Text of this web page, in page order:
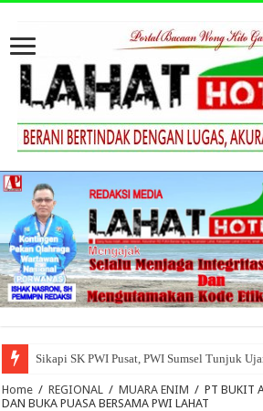
Sikapi SK PWI Pusat, PWI Sumsel Tunjuk
Home / REGIONAL / MUARA ENIM / PT BUKIT
DAN BUKA PUASA BERSAMA PWI LAHAT